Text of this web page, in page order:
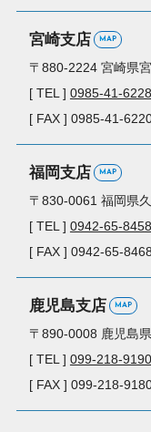
宮崎支店 MAP
〒880-2224 宮崎県
[ TEL ] 0985-41-6228
[ FAX ] 0985-41-
福岡支店 MAP
〒830-0061 福岡県
[ TEL ] 0942-65-8458
[ FAX ] 0942-65-8468
鹿児島支店 MAP
〒890-0008 鹿児島
[ TEL ] 099-218-9190
[ FAX ] 099-218-